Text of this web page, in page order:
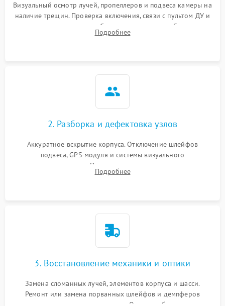
Визуальный осмотр лучей, пропеллеров и подвеса камеры на
наличие трещин. Проверка включения, связи с пультом ДУ и
передачи видеосигнала. Считывание логов ошибок через
полетное ПО для определения характера неисправности.
Подробнее
2. Разборка и дефектовка узлов
Аккуратное вскрытие корпуса. Отключение шлейфов
подвеса, GPS-модуля и системы визуального
позиционирования. Проверка полетного контроллера,
регуляторов оборотов (ESC) и бесколлекторных моторов на
Подробнее
3. Восстановление механики и оптики
Замена сломанных лучей, элементов корпуса и шасси.
Ремонт или замена порванных шлейфов и демпферов